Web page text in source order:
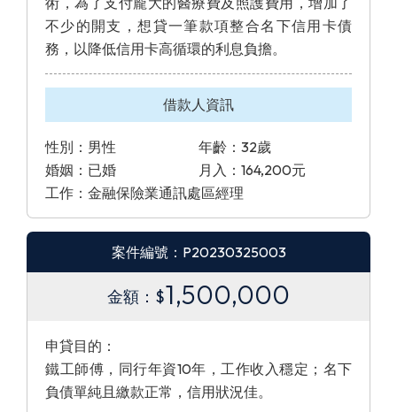
不少的開支，想貸一筆款項整合名下信用卡債
務，以降低信用卡高循環的利息負擔。
借款人資訊
性別：男性
年齡：32歲
婚姻：已婚
月入：164,200元
工作：金融保險業通訊處區經理
案件編號：P20230325003
金額：$1,500,000
申貸目的：
鐵工師傅，同行年資10年，工作收入穩定；名下
負債單純且繳款正常，信用狀況佳。